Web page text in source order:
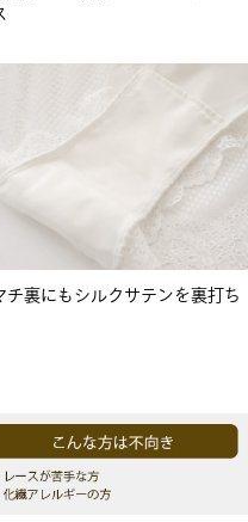
チ裏にもシルクサテンを裏打ち